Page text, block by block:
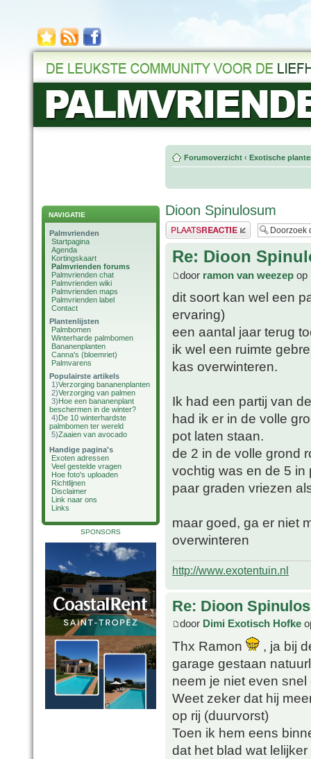
NAVIGATIE
Palmvrienden
Startpagina
Agenda
Kortingskaart
Palmvrienden forums
Palmvrienden chat
Palmvrienden wiki
Palmvrienden maps
Palmvrienden label
Contact
Plantenlijsten
Palmbomen
Winterharde palmbomen
Bananenplanten
Canna's (bloemriet)
Palmvarens
Populairste artikels
1)Verzorging bananenplanten
2)Verzorging van palmen
3)Hoe een bananenplant
beschermen in de winter?
4)De 10 winterhardste
palmbomen ter wereld
5)Zaaien van avocado
Handige pagina's
Exoten adressen
Veel gestelde vragen
Hoe foto's uploaden
Richtlijnen
Disclaimer
Link naar ons
Links
SPONSORS
Forumoverzicht ‹ Exotische
Dioon Spinulosum
Plaats een reactie
Re: Dioon
door ramon van weezep op
dit soort kan wel een
ervaring)
een aantal jaar terug
ik wel een ruimte
kas overwinteren.
Ik had een partij van
had ik er in de volle
pot laten staan.
de 2 in de volle grond
vochtig was en de 5
paar graden vriezen
maar goed, ga er niet
overwinteren
http://www.exotentuin.nl
Re: Dioon
door Dimi Exotisch Hofke
Thx Ramon
, ja bij
garage gestaan
neem je niet even snel
Weet zeker dat hij
op rij (duurvorst)
Toen ik hem eens
dat het blad wat